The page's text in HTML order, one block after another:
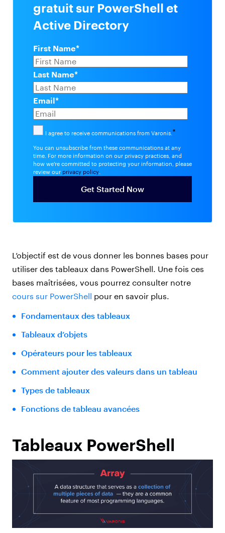
gratuit sur PowerShell et
Active Directory
First Name*
Last Name*
Email*
I agree to receive communications from Varonis. *
You can unsubscribe from these communications at any
time. For more information on our privacy practices, and
how we're committed to protecting your information, please
review our privacy policy
L’objectif est de vous donner les bonnes bases pour
utiliser des tableaux dans PowerShell. Une fois ces
bases maîtrisées, vous pourrez consulter notre
cours sur PowerShell pour en savoir plus.
Fondamentaux des tableaux
Tableaux d’objets
Opérateurs pour les tableaux
Comment ajouter des valeurs dans un tableau
Types de tableaux
Fonctions de tableau avancées
Tableaux PowerShell